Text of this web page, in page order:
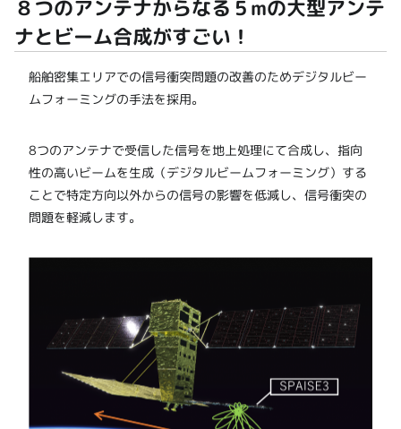
８つのアンテナからなる５mの大型アンテ
ナとビーム合成がすごい！
船舶密集エリアでの信号衝突問題の改善のためデジタルビー
ムフォーミングの手法を採用。
8つのアンテナで受信した信号を地上処理にて合成し、指向
性の高いビームを生成（デジタルビームフォーミング）する
ことで特定方向以外からの信号の影響を低減し、信号衝突の
問題を軽減します。